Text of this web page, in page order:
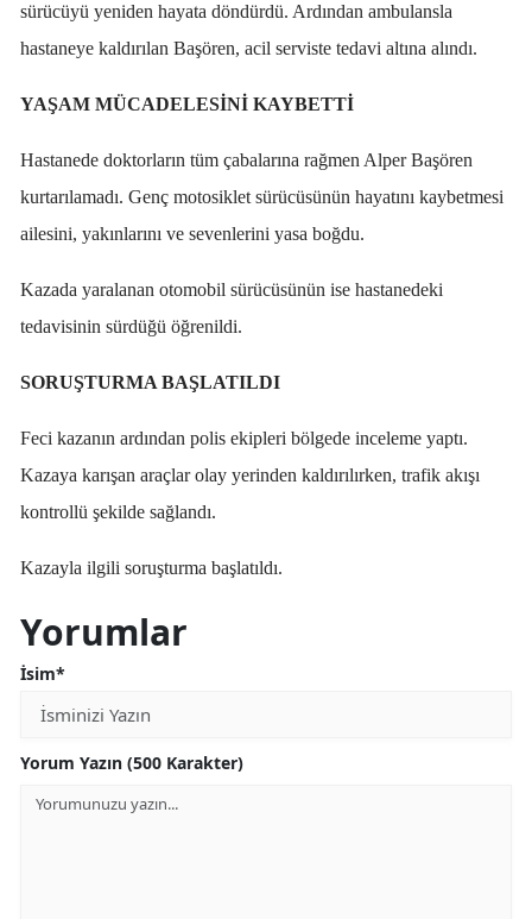
sürücüyü yeniden hayata döndürdü. Ardından ambulansla
hastaneye kaldırılan Başören, acil serviste tedavi altına alındı.
YAŞAM MÜCADELESİNİ KAYBETTİ
Hastanede doktorların tüm çabalarına rağmen Alper Başören
kurtarılamadı. Genç motosiklet sürücüsünün hayatını kaybetmesi
ailesini, yakınlarını ve sevenlerini yasa boğdu.
Kazada yaralanan otomobil sürücüsünün ise hastanedeki
tedavisinin sürdüğü öğrenildi.
SORUŞTURMA BAŞLATILDI
Feci kazanın ardından polis ekipleri bölgede inceleme yaptı.
Kazaya karışan araçlar olay yerinden kaldırılırken, trafik akışı
kontrollü şekilde sağlandı.
Kazayla ilgili soruşturma başlatıldı.
Yorumlar
İsim*
Yorum Yazın (500 Karakter)